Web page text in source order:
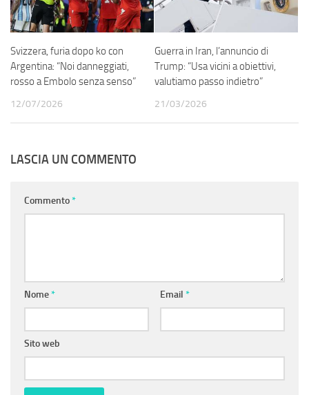
Svizzera, furia dopo ko con
Argentina: “Noi danneggiati,
rosso a Embolo senza senso”
12/07/2026
Guerra in Iran, l’annuncio di
Trump: “Usa vicini a obiettivi,
valutiamo passo indietro”
21/03/2026
LASCIA UN COMMENTO
Commento*
Nome* Email *
Sito web